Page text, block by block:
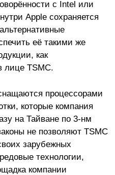
с Intel или
Apple сохраняется
её такими же
как
лице TSMC.
процессорами
которые компания
на Тайване по 3-нм
не позволяют TSMC
зарубежных
технологии,
компании